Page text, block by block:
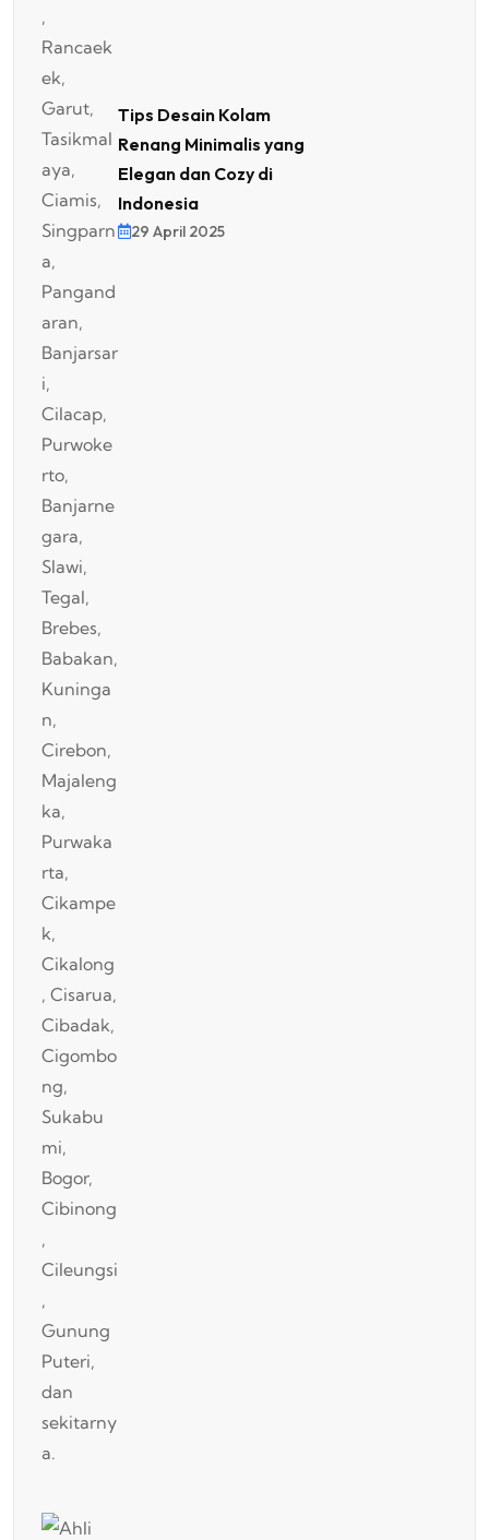
Tips Desain Kolam
Renang Minimalis yang
Elegan dan Cozy di
Indonesia
29 April 2025